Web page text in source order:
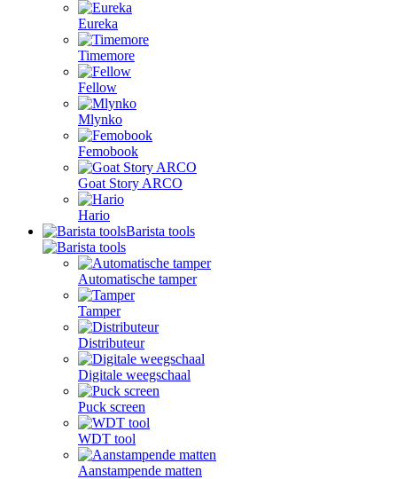
Eureka
Timemore
Fellow
Mlynko
Femobook
Goat Story ARCO
Hario
Barista tools
Automatische tamper
Tamper
Distributeur
Digitale weegschaal
Puck screen
WDT tool
Aanstampende matten